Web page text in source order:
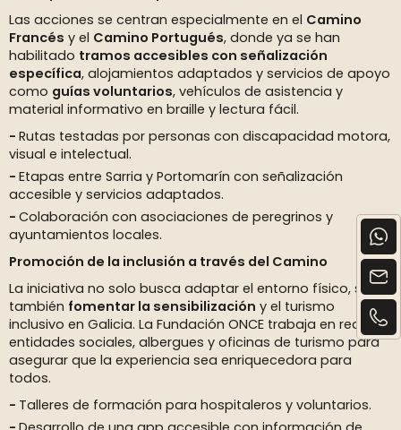
Las acciones se centran especialmente en el Camino
Francés y el Camino Portugués, donde ya se han
habilitado tramos accesibles con señalización
específica, alojamientos adaptados y servicios de apoyo
como guías voluntarios, vehículos de asistencia y
material informativo en braille y lectura fácil.
Rutas testadas por personas con discapacidad motora,
visual e intelectual.
Etapas entre Sarria y Portomarín con señalización
accesible y servicios adaptados.
Colaboración con asociaciones de peregrinos y
ayuntamientos locales.
Promoción de la inclusión a través del Camino
La iniciativa no solo busca adaptar el entorno físico, sino
también fomentar la sensibilización y el turismo
inclusivo en Galicia. La Fundación ONCE trabaja en red con
entidades sociales, albergues y oficinas de turismo para
asegurar que la experiencia sea enriquecedora para
todos.
Talleres de formación para hospitaleros y voluntarios.